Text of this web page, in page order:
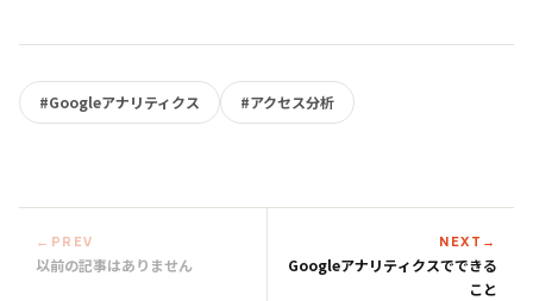
#Googleアナリティクス #アクセス分析
← PREV
以前の記事はありません
NEXT →
Googleアナリティクスでできる
こと